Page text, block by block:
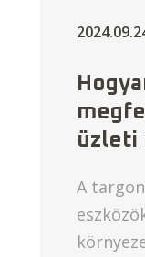
üzleti
A